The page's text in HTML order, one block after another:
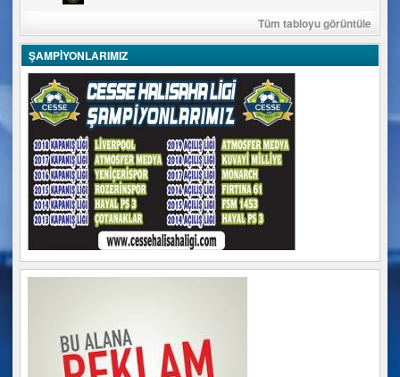
Tüm tabloyu görüntüle
ŞAMPİYONLARIMIZ